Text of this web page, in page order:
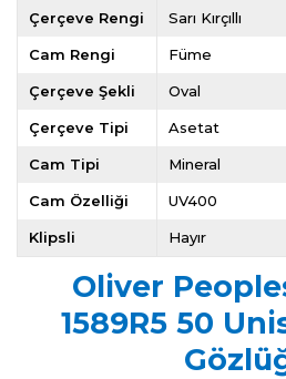
Çerçeve Rengi Sarı Kırçıllı
Cam Rengi Füme
Çerçeve Şekli Oval
Çerçeve Tipi Asetat
Cam Tipi Mineral
Cam Özelliği UV400
Klipsli Hayır
Oliver
1589R5 50